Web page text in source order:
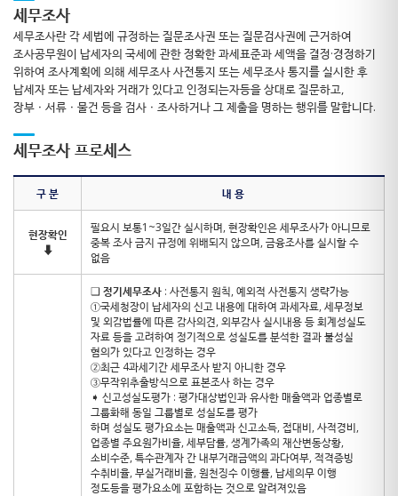
세무조사
세무조사란 각 세법에 규정하는 질문조사권 또는 질문검사권에 근거하여
조사공무원이 납세자의 국세에 관한 정확한 과세표준과 세액을 결정·경정하기
위하여 조사계획에 의해 세무조사 사전통지 또는 세무조사 통지를 실시한 후
납세자 또는 납세자와 거래가 있다고 인정되는자등을 상대로 질문하고,
장부ㆍ서류ㆍ물건 등을 검사ㆍ조사하거나 그 제출을 명하는 행위를 말합니다.
세무조사 프로세스
구 분 내 용
현장확인
⬇
필요시 보통1~3일간 실시하며, 현장확인은 세무조사가 아니므로
중복 조사 금지 규정에 위배되지 않으며, 금융조사를 실시할 수
없음
❑ 정기세무조사 : 사전통지 원칙, 예외적 사전통지 생략가능
①국세청장이 납세자의 신고 내용에 대하여 과세자료, 세무정보
및 외감법률에 따른 감사의견, 외부감사 실시내용 등 회계성실도
자료 등을 고려하여 정기적으로 성실도를 분석한 결과 불성실
혐의가 있다고 인정하는 경우
②최근 4과세기간 세무조사 받지 아니한 경우
③무작위추출방식으로 표본조사 하는 경우
➧ 신고성실도평가 : 평가대상법인과 유사한 매출액과 업종별로
그룹화해 동일 그룹별로 성실도를 평가
하며 성실도 평가요소는 매출액과 신고소득, 접대비, 사적경비,
업종별 주요원가비율, 세부담률, 생계가족의 재산변동상황,
소비수준, 특수관계자 간 내부거래금액의 과다여부, 적격증빙
수취비율, 부실거래비율, 원천징수 이행률, 납세의무 이행
정도등을 평가요소에 포함하는 것으로 알려져있음